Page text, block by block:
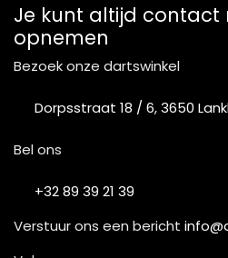
Je kunt altijd contact
opnemen
Bezoek onze dartswinkel
Dorpsstraat 18 / 6, 3650
Bel ons
+32 89 39 21 39
Verstuur ons een bericht